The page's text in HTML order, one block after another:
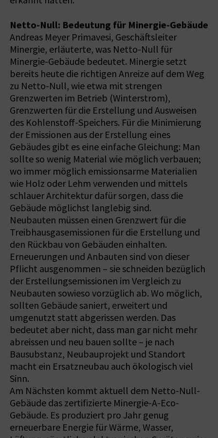
Netto-Null: Bedeutung für Minergie-Gebäude
Andreas Meyer Primavesi, Geschäftsleiter
Minergie, erläuterte, was Netto-Null für
Minergie-Gebäude bedeutet. Minergie setzt
bereits heute die richtigen Anreize auf dem Weg
zu Netto-Null, wie etwa mit strengen
Grenzwerten im Betrieb (Winterstrom),
Grenzwerten für die Erstellung und Ausweisen
des Kohlenstoff-Speichers. Für die Minimierung
der Emissionen aus der Erstellung eines
Gebäudes gibt es eine einfache Gleichung: Man
sollte so wenig Material wie möglich verbauen;
wo immer möglich emissionsarme Materialien
wie Holz oder Lehm verwenden und mittels
schlauer Architektur dafür sorgen, dass die
Gebäude möglichst langlebig sind.
Neubauten müssen einen Grenzwert für die
Treibhausgasemissionen für die Erstellung und
den Rückbau von Gebäuden einhalten.
Erneuerungen und Anbauten sind von dieser
Pflicht ausgenommen – sie schneiden bezüglich
der Erstellungsemissionen im Vergleich zu
Neubauten sowieso vorzüglich ab. Wo möglich,
sollten Gebäude saniert, erweitert und
umgenutzt statt abgerissen werden. Das
bedeutet aber nicht, dass man gar nicht mehr
abreissen und neu bauen sollte – je nach
Bausubstanz, Neubauprojekt und Standort
macht ein Ersatzneubau auch ökologisch viel
Sinn.
Am Nächsten kommt aktuell dem Netto-Null-
Gebäude das zertifizierte Minergie-A-Eco-
Gebäude. Es produziert pro Jahr genug
erneuerbare Energie für Wärme, Wasser,